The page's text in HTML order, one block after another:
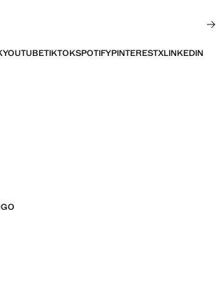
YOUTUBETIKTOKSPOTIFYPINTERESTXLINKEDIN